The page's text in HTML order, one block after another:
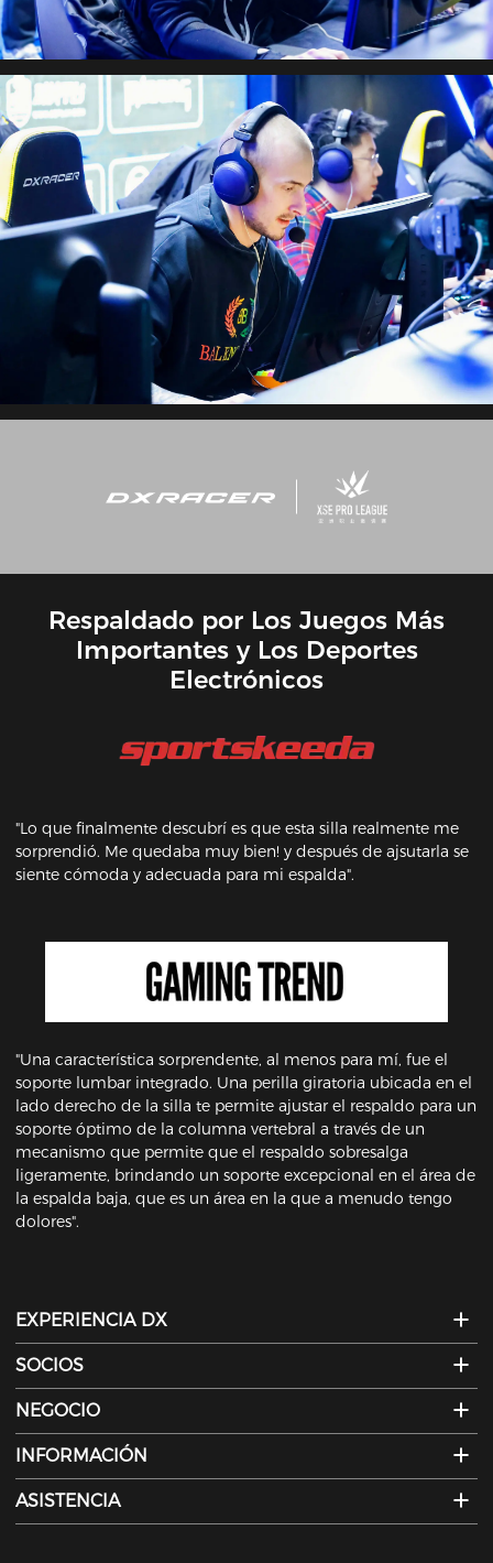
Respaldado por Los Juegos Más
Importantes y Los Deportes
Electrónicos
"Lo que finalmente descubrí es que esta silla realmente me
sorprendió. Me quedaba muy bien! y después de ajsutarla se
siente cómoda y adecuada para mi espalda".
"Una característica sorprendente, al menos para mí, fue el
soporte lumbar integrado. Una perilla giratoria ubicada en el
lado derecho de la silla te permite ajustar el respaldo para un
soporte óptimo de la columna vertebral a través de un
mecanismo que permite que el respaldo sobresalga
ligeramente, brindando un soporte excepcional en el área de
la espalda baja, que es un área en la que a menudo tengo
dolores".
EXPERIENCIA DX
SOCIOS
NEGOCIO
INFORMACIÓN
ASISTENCIA